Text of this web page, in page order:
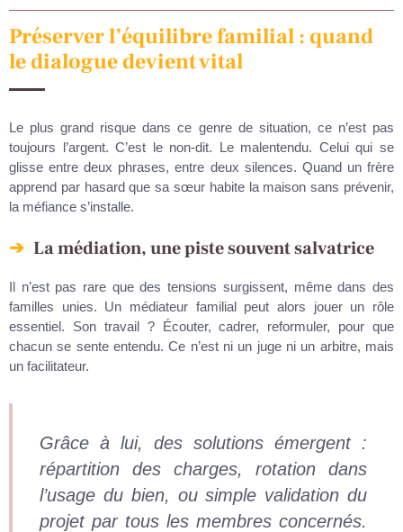
Préserver l’équilibre familial : quand
le dialogue devient vital
Le plus grand risque dans ce genre de situation, ce n’est pas
toujours l’argent. C’est le non-dit. Le malentendu. Celui qui se
glisse entre deux phrases, entre deux silences. Quand un frère
apprend par hasard que sa sœur habite la maison sans prévenir,
la méfiance s’installe.
La médiation, une piste souvent salvatrice
Il n’est pas rare que des tensions surgissent, même dans des
familles unies. Un médiateur familial peut alors jouer un rôle
essentiel. Son travail ? Écouter, cadrer, reformuler, pour que
chacun se sente entendu. Ce n’est ni un juge ni un arbitre, mais
un facilitateur.
Grâce à lui, des solutions émergent :
répartition des charges, rotation dans
l’usage du bien, ou simple validation du
projet par tous les membres concernés.